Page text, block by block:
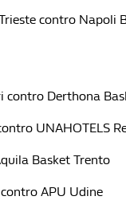
contro Napoli
contro Derthona
UNAHOTELS
Basket Trento
APU Udine